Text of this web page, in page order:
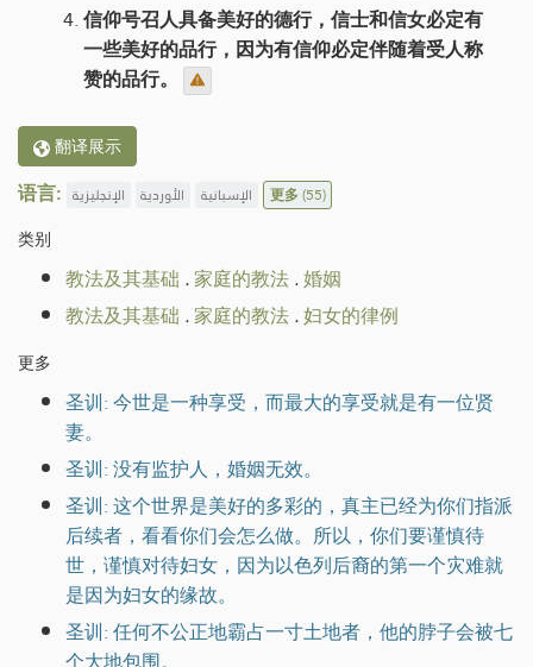
信仰号召人具备美好的德行，信士和信女必定有
一些美好的品行，因为有信仰必定伴随着受人称
赞的品行。
翻译展示
语言: الإنجليزية الأوردية الإسبانية 更多(55)
类别
教法及其基础 .家庭的教法.婚姻
教法及其基础 .家庭的教法.妇女的律例
更多
圣训: 今世是一种享受，而最大的享受就是有一位贤
妻。
圣训: 没有监护人，婚姻无效。
圣训: 这个世界是美好的多彩的，真主已经为你们指派
后续者，看看你们会怎么做。所以，你们要谨慎待
世，谨慎对待妇女，因为以色列后裔的第一个灾难就
是因为妇女的缘故。
圣训: 任何不公正地霸占一寸土地者，他的脖子会被七